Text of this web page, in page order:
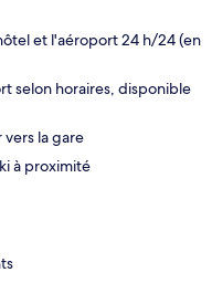
et l'aéroport 24 h/24 (en
selon horaires, disponible
la gare
à proximité